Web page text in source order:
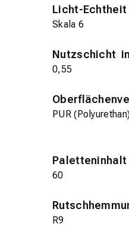
Licht-Echtheit
Skala 6
Nutzschicht
0,55
PUR
Paletteninhalt
60
R9